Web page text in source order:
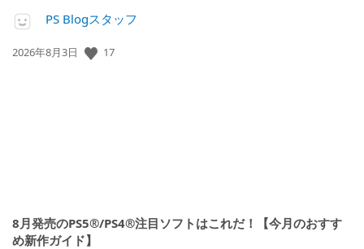
PS Blogスタッフ
公
2026年8月3日 17
8月発売のPS5®/PS4®注目ソフトはこれだ！【今月のおすす
め新作ガイド】